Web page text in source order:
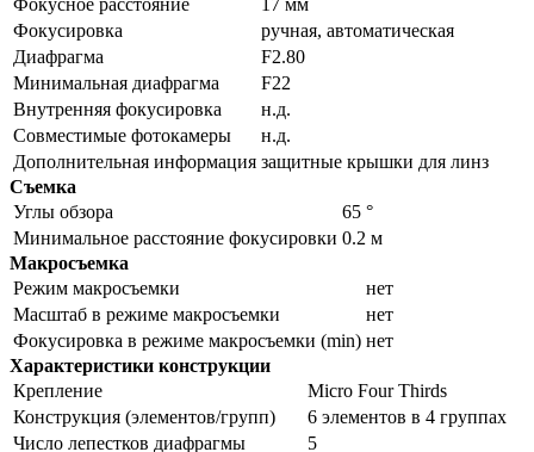
Фокусное расстояние
17 мм
Фокусировка
ручная, автоматическая
Диафрагма
F2.80
Минимальная диафрагма
F22
Внутренняя фокусировка
н.д.
Совместимые фотокамеры
н.д.
Дополнительная информация защитные крышки для линз
Съемка
Углы обзора
65 °
Минимальное расстояние фокусировки 0.2 м
Макросъемка
Режим макросъемки
нет
Масштаб в режиме макросъемки
нет
Фокусировка в режиме макросъемки (min) нет
Характеристики конструкции
Крепление
Micro Four Thirds
Конструкция (элементов/групп)
6 элементов в 4 группах
Число лепестков диафрагмы
5